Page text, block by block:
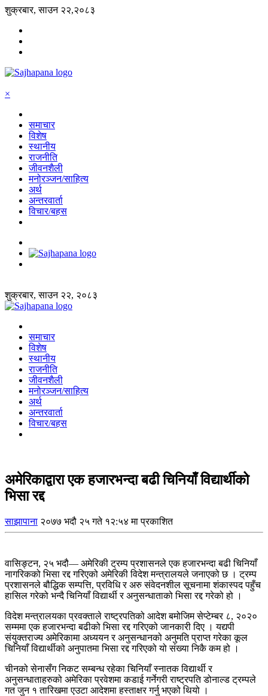
शुक्रबार, साउन २२,२०८३
×
समाचार
विशेष
स्थानीय
राजनीति
जीवनशैली
मनोरञ्जन/साहित्य
अर्थ
अन्तरवार्ता
विचार/बहस
शुक्रबार, साउन २२, २०८३
समाचार
विशेष
स्थानीय
राजनीति
जीवनशैली
मनोरञ्जन/साहित्य
अर्थ
अन्तरवार्ता
विचार/बहस
अमेरिकाद्वारा एक हजारभन्दा बढी चिनियाँ विद्यार्थीको
भिसा रद्द
साझापाना २०७७ भदौ २५ गते १२:५४ मा प्रकाशित
वासिङ्टन, २५ भदौ–– अमेरिकी ट्रम्प प्रशासनले एक हजारभन्दा बढी चिनियाँ
नागरिकको भिसा रद्द गरिएको अमेरिकी विदेश मन्त्रालयले जनाएको छ । ट्रम्प
प्रशासनले बौद्धिक सम्पत्ति, प्रविधि र अरु संवेदनशील सूचनामा शंकास्पद पहुँच
हासिल गरेको भन्दै चिनियाँ विद्यार्थी र अनुसन्धाताको भिसा रद्द गरेको हो ।
विदेश मन्त्रालयका प्रवक्ताले राष्ट्रपतिको आदेश बमोजिम सेप्टेम्बर ८, २०२०
सम्ममा एक हजारभन्दा बढीको भिसा रद्द गरिएको जानकारी दिए । यद्यपी
संयुक्तराज्य अमेरिकामा अध्ययन र अनुसन्धानको अनुमति प्राप्त गरेका कूल
चिनियाँ विद्यार्थीको अनुपातमा भिसा रद्द गरिएको यो संख्या निकै कम हो ।
चीनको सेनासँग निकट सम्बन्ध रहेका चिनियाँ स्नातक विद्यार्थी र
अनुसन्धाताहरुको अमेरिका प्रवेशमा कडाई गर्नेगरी राष्ट्रपति डोनाल्ड ट्रम्पले
गत जुन १ तारिखमा एउटा आदेशमा हस्ताक्षर गर्नु भएको थियो ।